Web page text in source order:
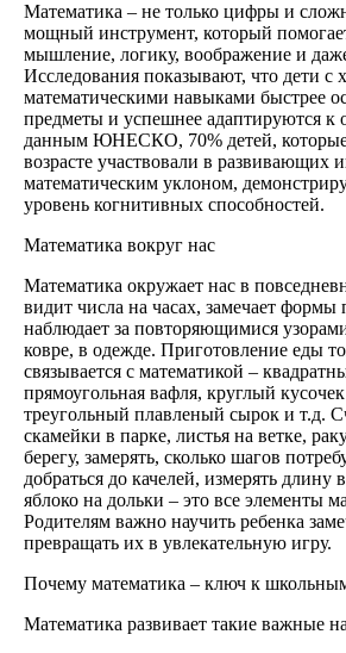
Математика – не только цифры и
мощный инструмент, который
мышление, логику, воображение и
Исследования показывают, что дети с
математическими навыками быстрее
предметы и успешнее адаптируются
данным ЮНЕСКО, 70% детей,
возрасте участвовали в развивающих
математическим уклоном,
уровень когнитивных способностей.
Математика вокруг нас
Математика окружает нас в
видит числа на часах, замечает формы
наблюдает за повторяющимися
ковре, в одежде. Приготовление еды
связывается с математикой –
прямоугольная вафля, круглый
треугольный плавленый сырок и т.д.
скамейки в парке, листья на ветке,
берегу, замерять, сколько шагов
добраться до качелей, измерять длину
яблоко на дольки – это все элементы
Родителям важно научить ребенка
превращать их в увлекательную игру.
Почему математика – ключ к
Математика развивает такие важные